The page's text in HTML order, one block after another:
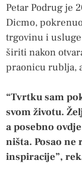
Petar Podrug je
Dicmo,
trgovinu i
širiti nakon
praonicu rublja,
“Tvrtku sam
svom životu.
a posebno
ništa. Posao ne
inspiracije”,